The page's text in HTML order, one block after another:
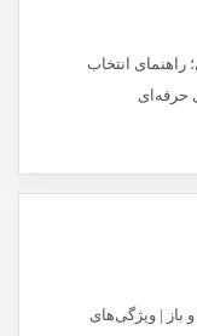
انتخاب
حرفه‌ای
باز | ویژگی‌های